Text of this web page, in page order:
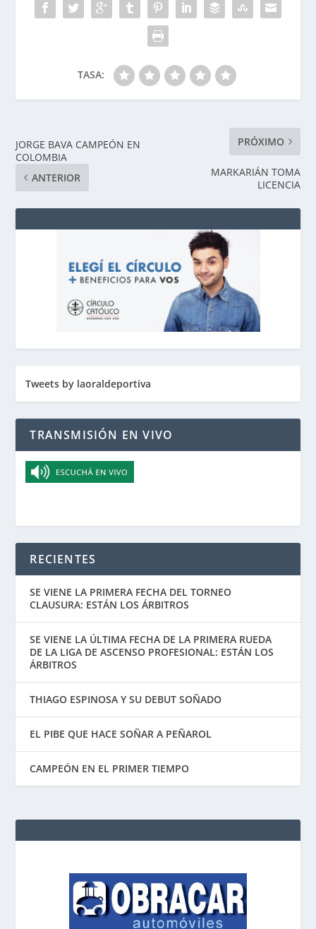
TASA:
JORGE BAVA CAMPEÓN EN
COLOMBIA
ANTERIOR
PRÓXIMO
MARKARIÁN TOMA
LICENCIA
Tweets by laoraldeportiva
TRANSMISIÓN EN VIVO
RECIENTES
SE VIENE LA PRIMERA FECHA DEL TORNEO
CLAUSURA: ESTÁN LOS ÁRBITROS
SE VIENE LA ÚLTIMA FECHA DE LA PRIMERA RUEDA
DE LA LIGA DE ASCENSO PROFESIONAL: ESTÁN LOS
ÁRBITROS
THIAGO ESPINOSA Y SU DEBUT SOÑADO
EL PIBE QUE HACE SOÑAR A PEÑAROL
CAMPEÓN EN EL PRIMER TIEMPO